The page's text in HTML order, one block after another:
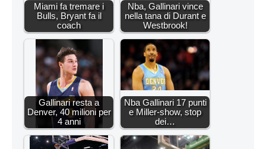
Miami fa tremare i
Bulls, Bryant fa il
coach
Nba, Gallinari vince
nella tana di Durant e
Westbrook!
Gallinari resta a
Denver, 40 milioni per
4 anni
Nba Gallinari 17 punti
e Miller-show, stop
dei…